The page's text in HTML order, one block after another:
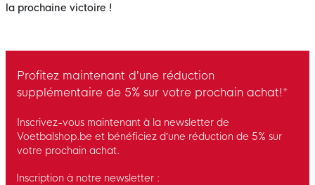
la prochaine victoire !
Profitez maintenant d’une réduction
supplémentaire de 5% sur votre prochain achat!*
Inscrivez-vous maintenant à la newsletter de
Voetbalshop.be et bénéficiez d’une réduction de 5% sur
votre prochain achat.
Inscription à notre newsletter :